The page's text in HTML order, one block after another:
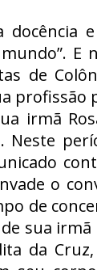
E
de
irmã
Neste
o
de
sua
da